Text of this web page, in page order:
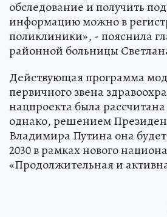
обследование и получить
информацию можно в
поликлиники», - пояснила
районной больницы
Действующая программа
первичного звена
нацпроекта была рассчитана
однако, решением
Владимира Путина она
2030 в рамках нового
«Продолжительная и